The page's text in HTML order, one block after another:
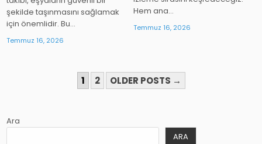
şekilde taşınmasını sağlamak
için önemlidir. Bu…
Temmuz 16, 2026
Hem ana…
Temmuz 16, 2026
SAYFALAMASI
1 2 OLDER POSTS →
Ara
ARA